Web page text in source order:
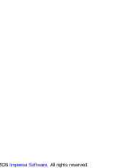
Impeesa Software, All rights reserved.